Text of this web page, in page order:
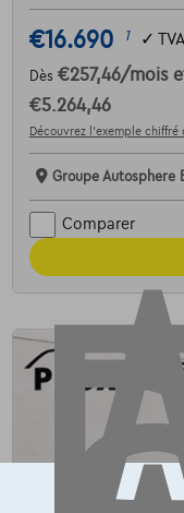
€16.690 1 ✓
Dès €257,46/mois
€5.264,46
Découvrez l’exemple chiffré
Groupe Autosphere
Comparer